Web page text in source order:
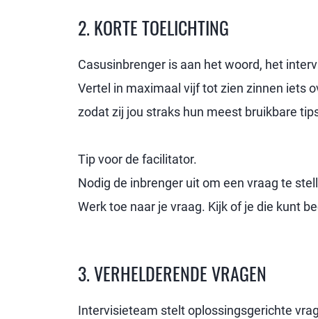
2. KORTE TOELICHTING
Casusinbrenger is aan het woord, het
Vertel in maximaal vijf tot zien zinnen iets
zodat zij jou straks hun meest bruikbare
Tip voor de facilitator.
Nodig de inbrenger uit om een vraag te
Werk toe naar je vraag. Kijk of je die kunt
3. VERHELDERENDE VRAGEN
Intervisieteam stelt oplossingsgerichte